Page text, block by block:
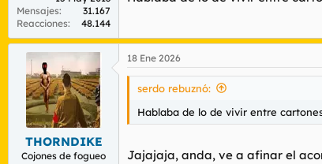
Mensajes
31.167
Reacciones
48.144
THORNDIKE
Cojones de fogueo
18 Ene 2026
serdo rebuznó:
Hablaba de lo de vivir entre
Jajajaja, anda, ve a afinar el